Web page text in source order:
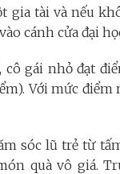
gia tài và nếu
cánh cửa đại
gái nhỏ đạt
Với mức
sóc lũ trẻ từ
quà vô giá.